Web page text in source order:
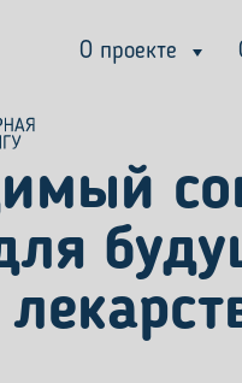
О проекте